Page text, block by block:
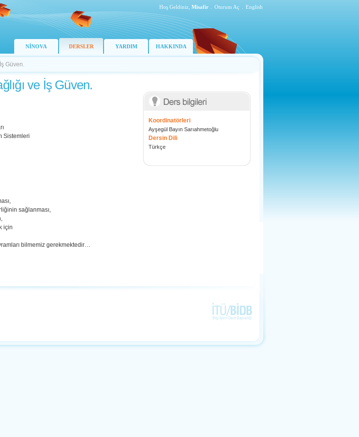
Hoş Geldiniz, Misafir Oturum Aç English
NİNOVA DERSLER YARDIM HAKKINDA
Güven.
ve İş Güven.
Sistemleri
sağlanması,
için
bilmemiz gerekmektedir…
Koordinatörleri
Ayşegül Bayın Sarıahmetoğlu
Dersin Dili
Türkçe